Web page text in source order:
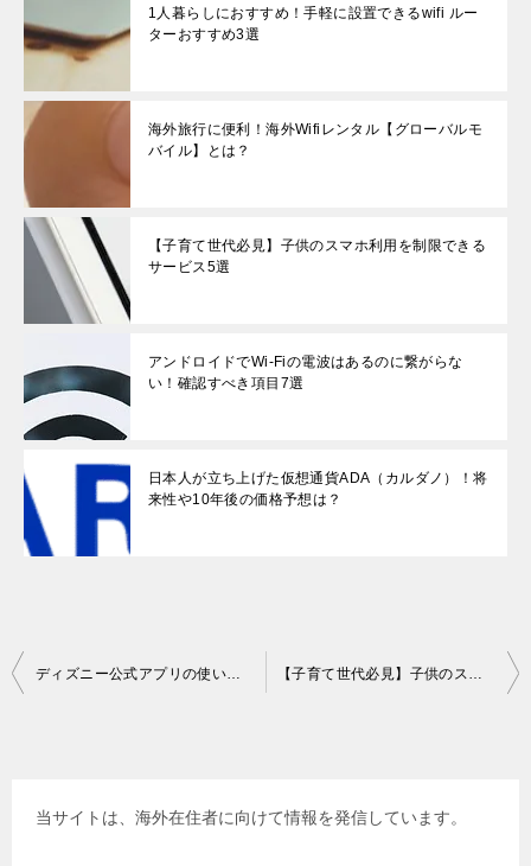
1人暮らしにおすすめ！手軽に設置できるwifi ルー
ターおすすめ3選
海外旅行に便利！海外Wifiレンタル【グローバルモ
バイル】とは？
【子育て世代必見】子供のスマホ利用を制限できる
サービス5選
アンドロイドでWi-Fiの電波はあるのに繋がらな
い！確認すべき項目7選
日本人が立ち上げた仮想通貨ADA（カルダノ）！将
来性や10年後の価格予想は？
投
ディズニー公式アプリの使い方！チケット購入・待ち時間短縮に！ 【子育て世代必見】子供のスマホ利用を制限できるサービス5選
当サイトは、海外在住者に向けて情報を発信しています。